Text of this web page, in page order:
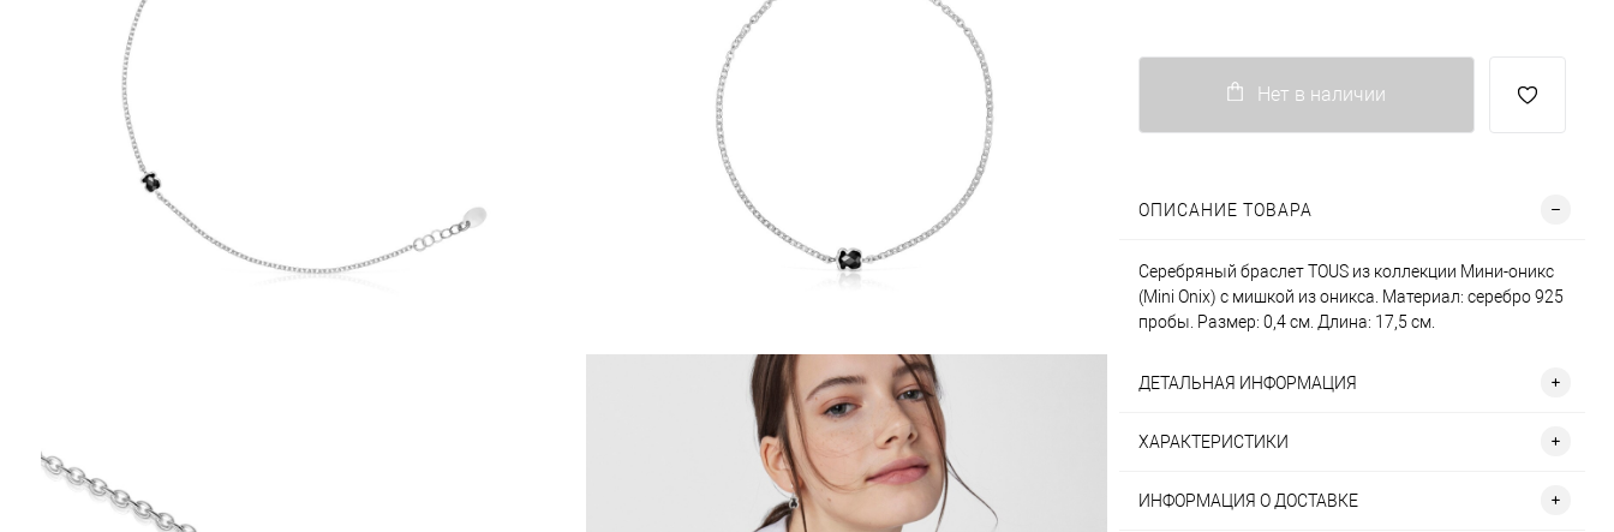
Нет в наличии
ОПИСАНИЕ ТОВАРА
Серебряный браслет TOUS из коллекции Мини-оникс
(Mini Onix) с мишкой из оникса. Материал: серебро 925
пробы. Размер: 0,4 см. Длина: 17,5 см.
ДЕТАЛЬНАЯ ИНФОРМАЦИЯ
ХАРАКТЕРИСТИКИ
ИНФОРМАЦИЯ О ДОСТАВКЕ